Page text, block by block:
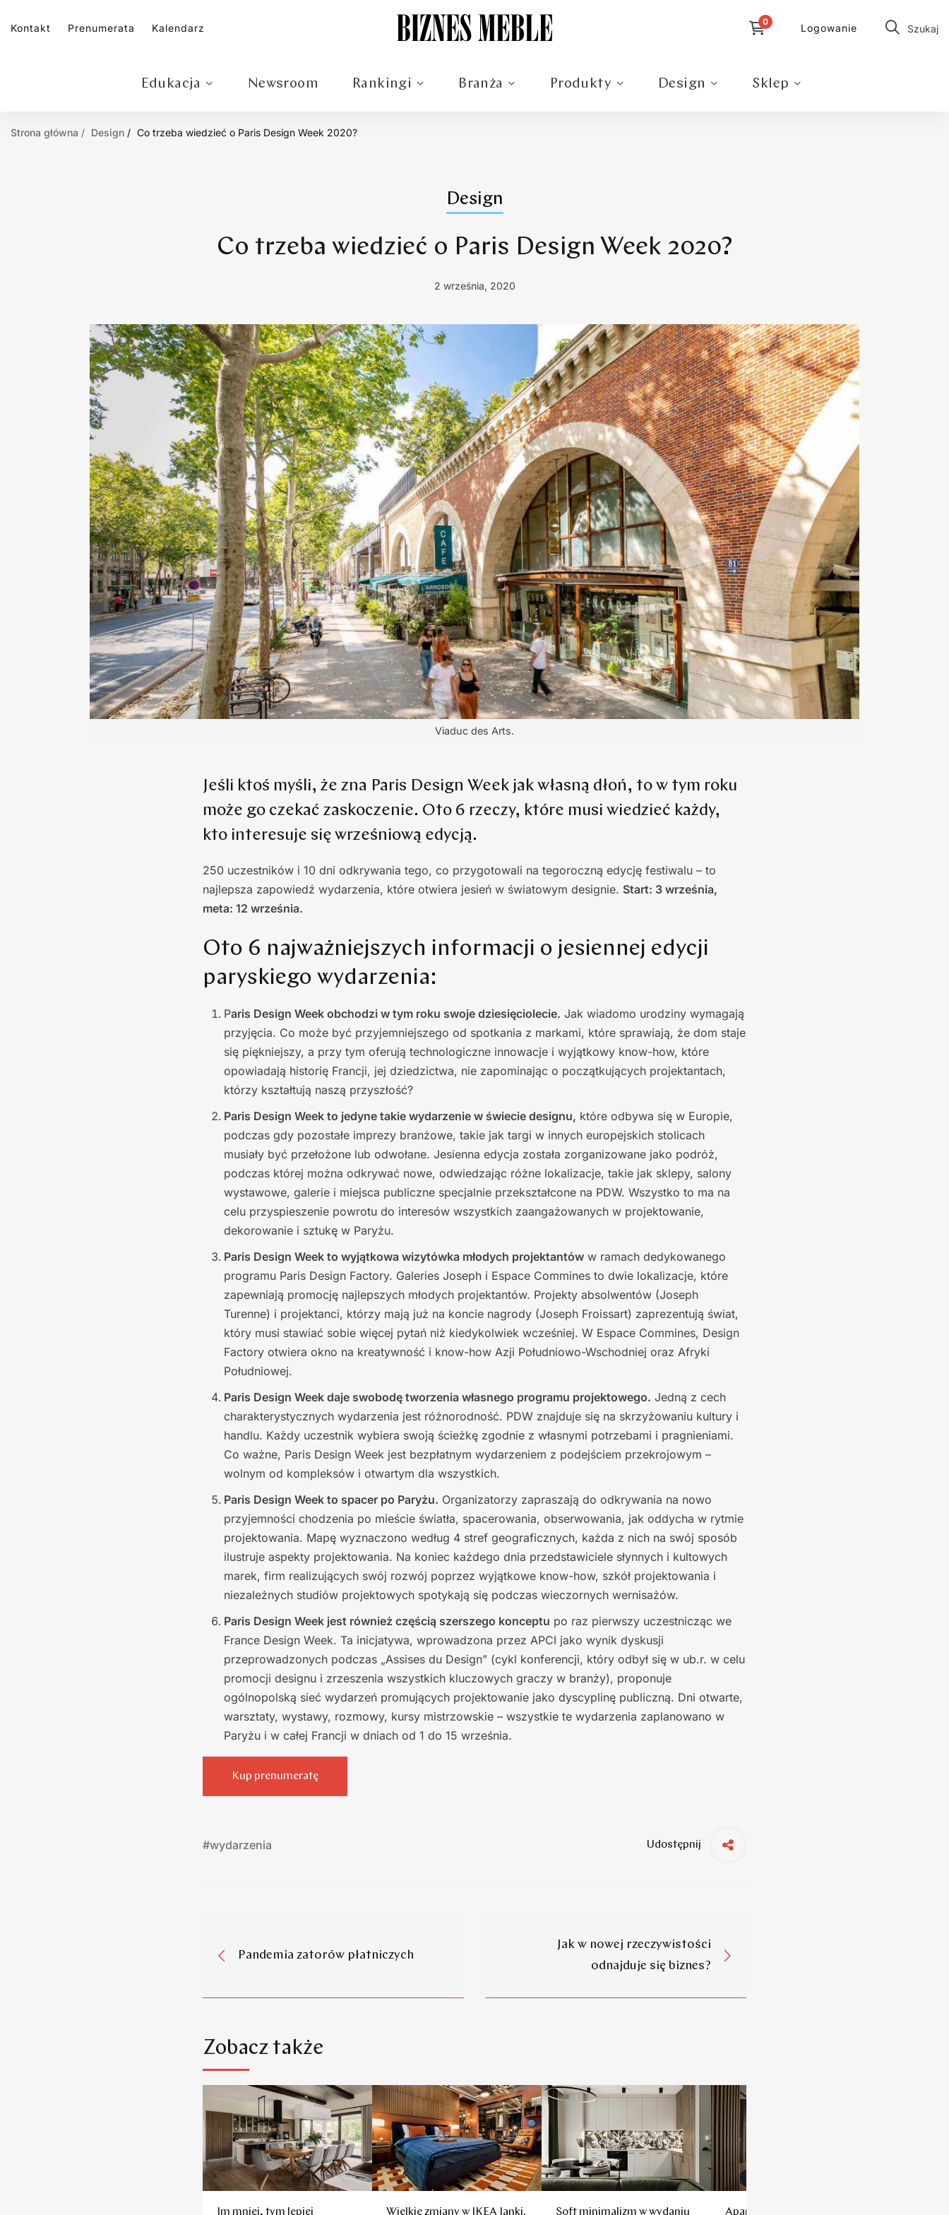
Kontakt Prenumerata Kalendarz Logowanie Szukaj
Edukacja Newsroom Rankingi Branża Produkty Design Sklep
Strona główna Design Co trzeba wiedzieć o Paris Design Week 2020?
Design
Co trzeba wiedzieć o Paris Design Week 2020?
2 września, 2020
Viaduc des Arts.
Jeśli ktoś myśli, że zna Paris Design Week jak własną dłoń, to w tym roku
może go czekać zaskoczenie. Oto 6 rzeczy, które musi wiedzieć każdy,
kto interesuje się wrześniową edycją.
250 uczestników i 10 dni odkrywania tego, co przygotowali na tegoroczną edycję festiwalu – to
najlepsza zapowiedź wydarzenia, które otwiera jesień w światowym designie. Start: 3 września,
meta: 12 września.
Oto 6 najważniejszych informacji o jesiennej edycji
paryskiego wydarzenia:
Paris Design Week obchodzi w tym roku swoje dziesięciolecie. Jak wiadomo urodziny wymagają
przyjęcia. Co może być przyjemniejszego od spotkania z markami, które sprawiają, że dom staje
się piękniejszy, a przy tym oferują technologiczne innowacje i wyjątkowy know-how, które
opowiadają historię Francji, jej dziedzictwa, nie zapominając o początkujących projektantach,
którzy kształtują naszą przyszłość?
Paris Design Week to jedyne takie wydarzenie w świecie designu, które odbywa się w Europie,
podczas gdy pozostałe imprezy branżowe, takie jak targi w innych europejskich stolicach
musiały być przełożone lub odwołane. Jesienna edycja została zorganizowane jako podróż,
podczas której można odkrywać nowe, odwiedzając różne lokalizacje, takie jak sklepy, salony
wystawowe, galerie i miejsca publiczne specjalnie przekształcone na PDW. Wszystko to ma na
celu przyspieszenie powrotu do interesów wszystkich zaangażowanych w projektowanie,
dekorowanie i sztukę w Paryżu.
Paris Design Week to wyjątkowa wizytówka młodych projektantów w ramach dedykowanego
programu Paris Design Factory. Galeries Joseph i Espace Commines to dwie lokalizacje, które
zapewniają promocję najlepszych młodych projektantów. Projekty absolwentów (Joseph
Turenne) i projektanci, którzy mają już na koncie nagrody (Joseph Froissart) zaprezentują świat,
który musi stawiać sobie więcej pytań niż kiedykolwiek wcześniej. W Espace Commines, Design
Factory otwiera okno na kreatywność i know-how Azji Południowo-Wschodniej oraz Afryki
Południowej.
Paris Design Week daje swobodę tworzenia własnego programu projektowego. Jedną z cech
charakterystycznych wydarzenia jest różnorodność. PDW znajduje się na skrzyżowaniu kultury i
handlu. Każdy uczestnik wybiera swoją ścieżkę zgodnie z własnymi potrzebami i pragnieniami.
Co ważne, Paris Design Week jest bezpłatnym wydarzeniem z podejściem przekrojowym –
wolnym od kompleksów i otwartym dla wszystkich.
Paris Design Week to spacer po Paryżu. Organizatorzy zapraszają do odkrywania na nowo
przyjemności chodzenia po mieście światła, spacerowania, obserwowania, jak oddycha w rytmie
projektowania. Mapę wyznaczono według 4 stref geograficznych, każda z nich na swój sposób
ilustruje aspekty projektowania. Na koniec każdego dnia przedstawiciele słynnych i kultowych
marek, firm realizujących swój rozwój poprzez wyjątkowe know-how, szkół projektowania i
niezależnych studiów projektowych spotykają się podczas wieczornych wernisażów.
Paris Design Week jest również częścią szerszego konceptu po raz pierwszy uczestnicząc we
France Design Week. Ta inicjatywa, wprowadzona przez APCI jako wynik dyskusji
przeprowadzonych podczas „Assises du Design” (cykl konferencji, który odbył się w ub.r. w celu
promocji designu i zrzeszenia wszystkich kluczowych graczy w branży), proponuje
ogólnopolską sieć wydarzeń promujących projektowanie jako dyscyplinę publiczną. Dni otwarte,
warsztaty, wystawy, rozmowy, kursy mistrzowskie – wszystkie te wydarzenia zaplanowano w
Paryżu i w całej Francji w dniach od 1 do 15 września.
Kup prenumeratę
#wydarzenia Udostępnij
Pandemia zatorów płatniczych
Jak w nowej rzeczywistości
odnajduje się biznes?
Zobacz także
Im mniej, tym lepiej
Wielkie zmiany w IKEA Janki.
Soft minimalizm w wydaniu
Apartament dla influencerki: